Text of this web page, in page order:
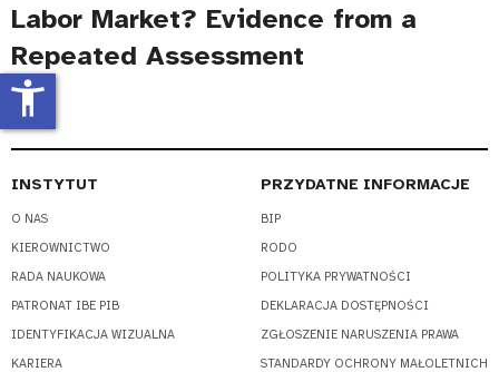
Labor Market? Evidence from a
Repeated Assessment
INSTYTUT
O NAS
KIEROWNICTWO
RADA NAUKOWA
PATRONAT IBE PIB
IDENTYFIKACJA WIZUALNA
KARIERA
PRZYDATNE INFORMACJE
BIP
RODO
POLITYKA PRYWATNOŚCI
DEKLARACJA DOSTĘPNOŚCI
ZGŁOSZENIE NARUSZENIA PRAWA
STANDARDY OCHRONY MAŁOLETNICH
accessibility_new